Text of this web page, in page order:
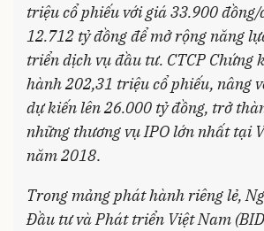
triệu cổ phiếu với giá 33.900 đồng/
12.712 tỷ đồng để mở rộng năng
triển dịch vụ đầu tư. CTCP Chứng
hành 202,31 triệu cổ phiếu, nâng
dự kiến lên 26.000 tỷ đồng, trở
những thương vụ IPO lớn nhất tại
năm 2018.
Trong mảng phát hành riêng lẻ,
Đầu tư và Phát triển Việt Nam